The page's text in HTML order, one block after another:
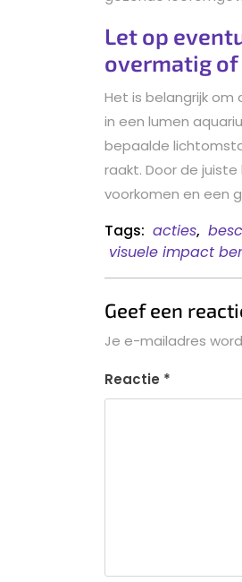
Let op
overmatig
Het is belangrijk
in een lumen
bepaalde
raakt. Door de
voorkomen en een
Tags: acties,
visuele impact
Geef een
Je e-mailadres
Reactie *